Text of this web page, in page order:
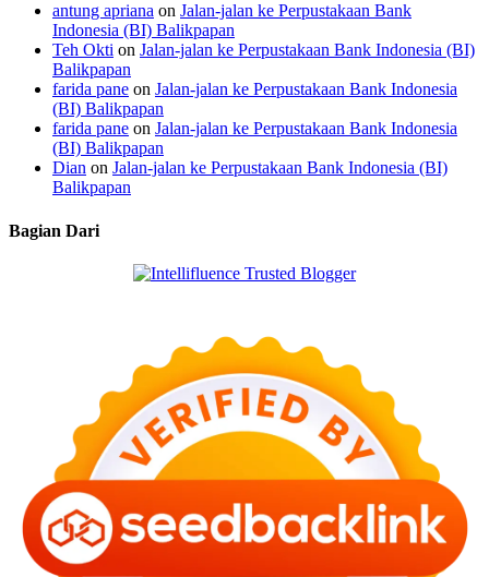
antung apriana on Jalan-jalan ke Perpustakaan Bank
Indonesia (BI) Balikpapan
Teh Okti on Jalan-jalan ke Perpustakaan Bank Indonesia (BI)
Balikpapan
farida pane on Jalan-jalan ke Perpustakaan Bank Indonesia
(BI) Balikpapan
farida pane on Jalan-jalan ke Perpustakaan Bank Indonesia
(BI) Balikpapan
Dian on Jalan-jalan ke Perpustakaan Bank Indonesia (BI)
Balikpapan
Bagian Dari